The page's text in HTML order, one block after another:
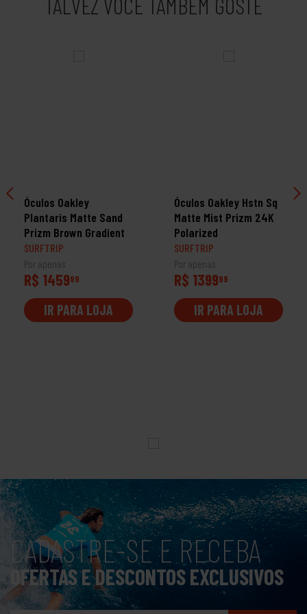
Óculos Oakley
Plantaris Matte Sand
Prizm Brown Gradient
SURFTRIP
Por apenas
R$ 145999
IR PARA LOJA
Óculos Oakley Hstn Sq
Matte Mist Prizm 24K
Polarized
SURFTRIP
Por apenas
R$ 139999
IR PARA LOJA
CADASTRE-SE E RECEBA
OFERTAS E DESCONTOS EXCLUSIVOS